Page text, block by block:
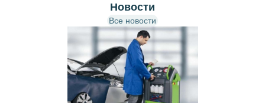
Новости
Все новости